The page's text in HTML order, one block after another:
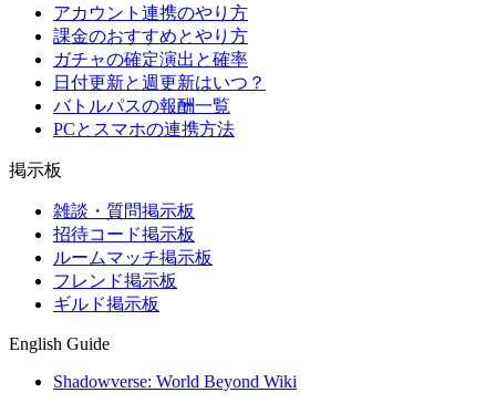
アカウント連携のやり方
課金のおすすめとやり方
ガチャの確定演出と確率
日付更新と週更新はいつ？
バトルパスの報酬一覧
PCとスマホの連携方法
掲示板
雑談・質問掲示板
招待コード掲示板
ルームマッチ掲示板
フレンド掲示板
ギルド掲示板
English Guide
Shadowverse: World Beyond Wiki